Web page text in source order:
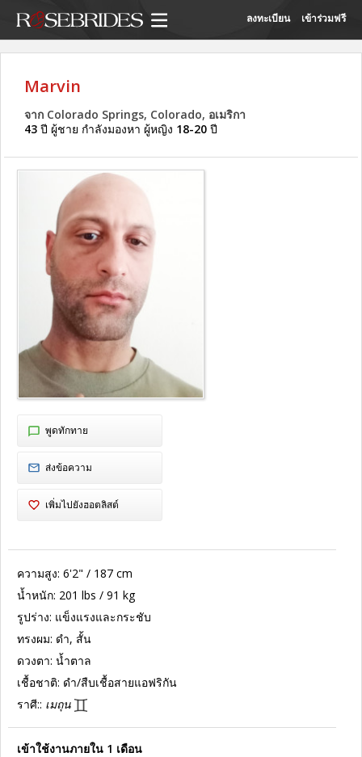
ลงทะเบียน เข้าร่วมฟรี
Marvin
จาก Colorado Springs, Colorado, อเมริกา
43 ปี ผู้ชาย กำลังมองหา ผู้หญิง 18-20 ปี
พูดทักทาย
ส่งข้อความ
เพิ่มไปยังฮอตลิสต์
ความสูง: 6'2" / 187 cm
น้ำหนัก: 201 lbs / 91 kg
รูปร่าง: แข็งแรงและกระชับ
ทรงผม: ดำ, สั้น
ดวงตา: น้ำตาล
เชื้อชาติ: ดำ/สืบเชื้อสายแอฟริกัน
ราศี:: เมถุน
เข้าใช้งานภายใน 1 เดือน